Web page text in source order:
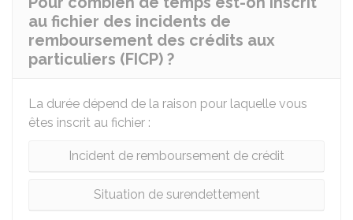
au fichier des incidents de
remboursement des crédits aux
particuliers (FICP) ?
La durée dépend de la raison pour laquelle vous
êtes inscrit au fichier :
Incident de remboursement de crédit
Situation de surendettement